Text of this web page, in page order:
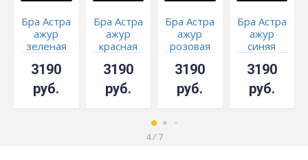
Бра Астра
ажур
зеленая
3190
руб.
Бра Астра
ажур
красная
3190
руб.
Бра Астра
ажур
розовая
3190
руб.
Бра Астра
ажур
синяя
3190
руб.
4/ 7